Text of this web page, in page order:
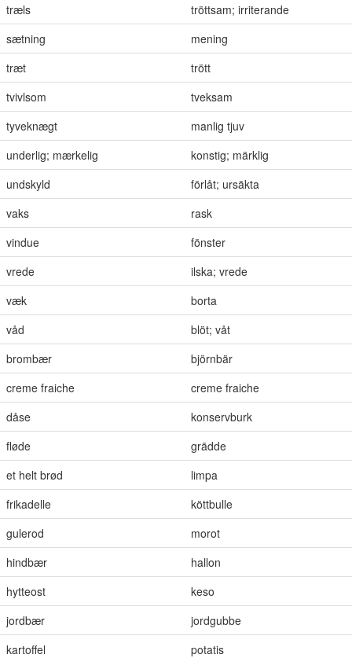
træls
tröttsam; irriterande
sætning
mening
træt
trött
tvivlsom
tveksam
tyveknægt
manlig tjuv
underlig; mærkelig
konstig; märklig
undskyld
förlåt; ursäkta
vaks
rask
vindue
fönster
vrede
ilska; vrede
væk
borta
våd
blöt; våt
brombær
björnbär
creme fraiche
creme fraiche
dåse
konservburk
fløde
grädde
et helt brød
limpa
frikadelle
köttbulle
gulerod
morot
hindbær
hallon
hytteost
keso
jordbær
jordgubbe
kartoffel
potatis